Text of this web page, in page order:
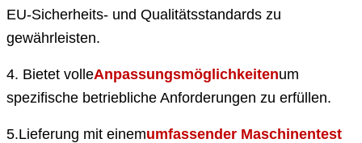
EU-Sicherheits- und Qualitätsstandards zu
gewährleisten.
4. Bietet volleAnpassungsmöglichkeitenum
spezifische betriebliche Anforderungen zu erfüllen.
5.Lieferung mit einemumfassender Maschinentest